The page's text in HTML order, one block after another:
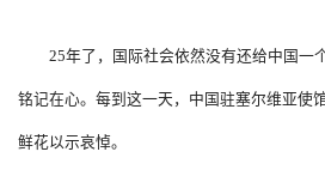
25年了，国际社会依然没有还给中国一
铭记在心。每到这一天，中国驻塞尔维亚使
鲜花以示哀悼。